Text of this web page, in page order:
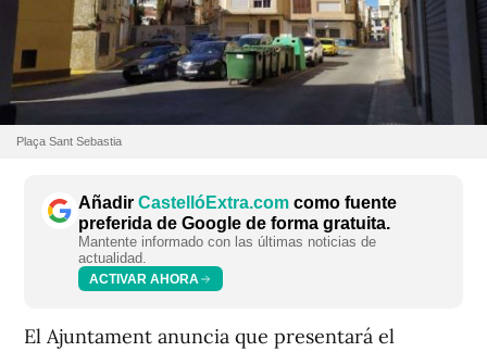
Plaça Sant Sebastia
Añadir CastellóExtra.com como fuente
preferida de Google de forma gratuita.
Mantente informado con las últimas noticias de
actualidad.
ACTIVAR AHORA
El Ajuntament anuncia que presentará el